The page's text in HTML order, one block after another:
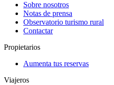
Sobre nosotros
Notas de prensa
Observatorio turismo rural
Contactar
Propietarios
Aumenta tus reservas
Viajeros